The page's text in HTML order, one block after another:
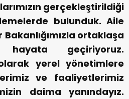
gerçekleştirildiği
bulunduk. Aile
ortaklaşa
geçiriyoruz.
yerel yönetimlere
ve faaliyetlerimiz
daima yanındayız.